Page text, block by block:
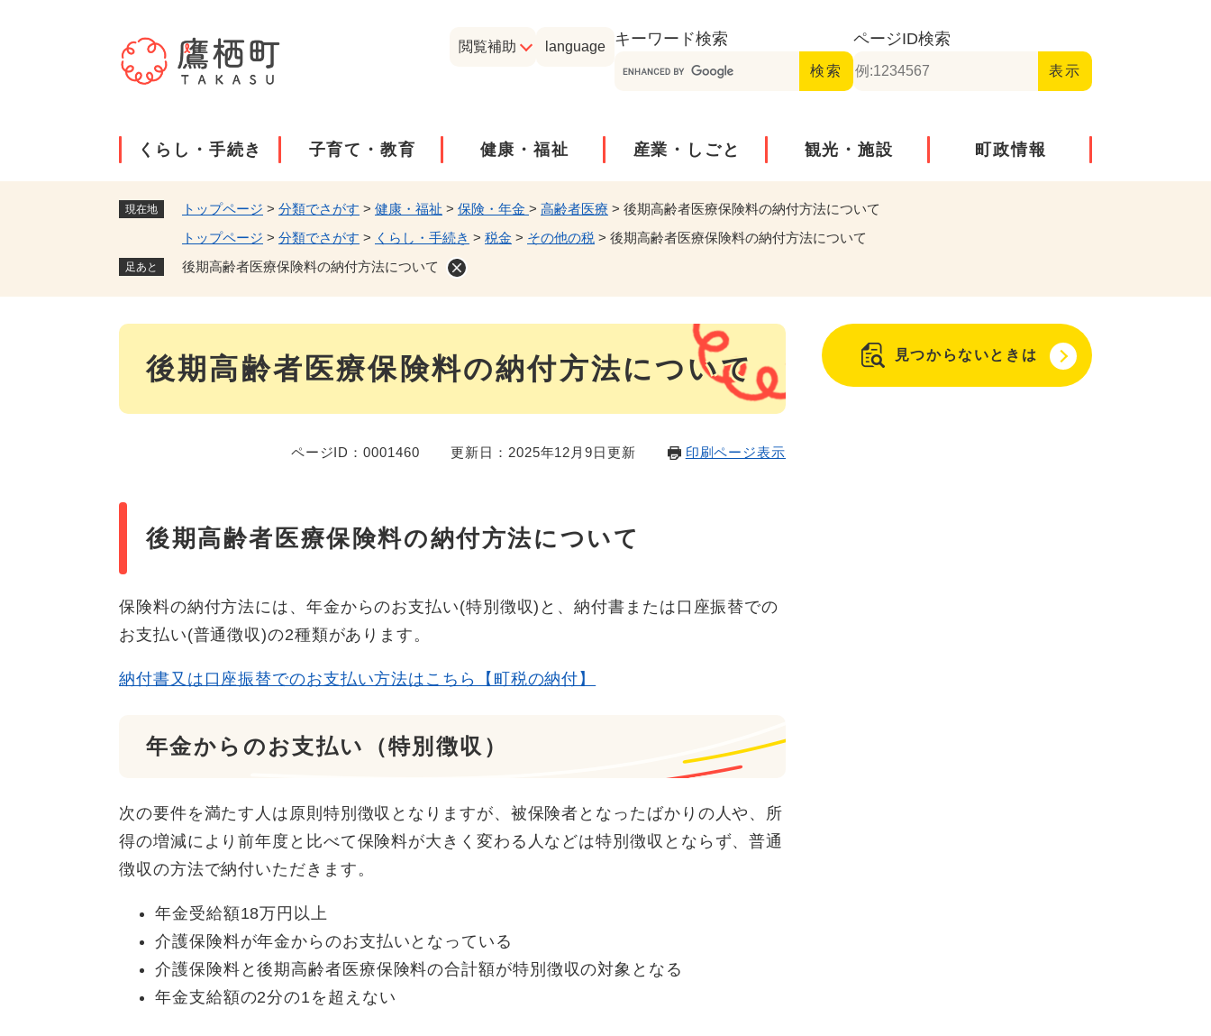
。
閲覧補助 language キーワード検索 ページID検索
くらし・手続き 子育て・教育 健康・福祉 産業・しごと 観光・施設 町政情報
現在地 トップページ > 分類でさがす > 健康・福祉 > 保険・年金 > 高齢者医療 > 後期高齢者医療保険料の納付方法について
トップページ > 分類でさがす > くらし・手続き > 税金 > その他の税 > 後期高齢者医療保険料の納付方法について
足あと 後期高齢者医療保険料の納付方法について
後期高齢者医療保険料の納付方法について
ページID：0001460 更新日：2025年12月9日更新 印刷ページ表示
後期高齢者医療保険料の納付方法について
保険料の納付方法には、年金からのお支払い(特別徴収)と、納付書または口座振替での
お支払い(普通徴収)の2種類があります。
納付書又は口座振替でのお支払い方法はこちら【町税の納付】
年金からのお支払い（特別徴収）
次の要件を満たす人は原則特別徴収となりますが、被保険者となったばかりの人や、所
得の増減により前年度と比べて保険料が大きく変わる人などは特別徴収とならず、普通
徴収の方法で納付いただきます。
年金受給額18万円以上
介護保険料が年金からのお支払いとなっている
介護保険料と後期高齢者医療保険料の合計額が特別徴収の対象となる
年金支給額の2分の1を超えない
見つからないときは